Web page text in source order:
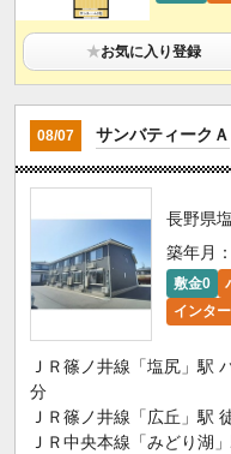
★お気に入り登録
08/07 サンバティークＡ
長野県
築年月
敷金0
インタ
ＪＲ篠ノ井線「塩尻」駅
分
ＪＲ篠ノ井線「広丘」駅
ＪＲ中央本線「みどり湖